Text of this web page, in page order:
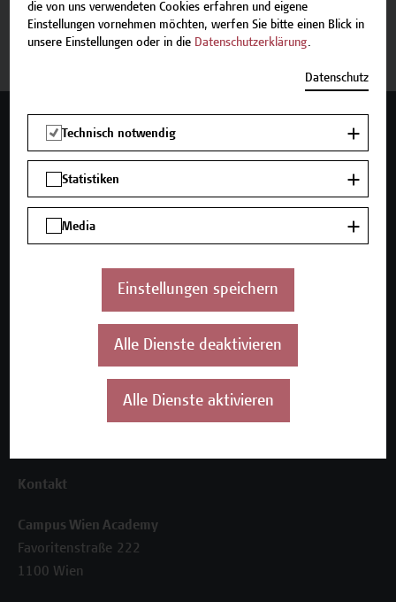
Zurück zum Micro-Credential
Mehr Infos gewünscht?
Unser Angebot
Seminare und Zertifikatsprogramme
Inhouse-Weiterbildung
Beratungsleistungen
Die Campus Wien Academy
Kontakt
Campus Wien Academy
Favoritenstraße 222
1100 Wien
die von uns verwendeten Cookies erfahren und eigene
Einstellungen vornehmen möchten, werfen Sie bitte einen Blick in
unsere Einstellungen oder in die Datenschutzerklärung.
Datenschutz
Technisch notwendig
Statistiken
Media
Einstellungen speichern
Alle Dienste deaktivieren
Alle Dienste aktivieren